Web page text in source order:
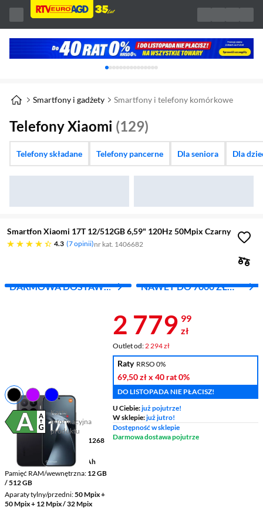
Karuzela z banerami, aktualny element 1 z
Smartfony i gadżety Smartfony i telefony komórkowe
Telefony Xiaomi (129)
Telefony składane Telefony pancerne Dla seniora Dla
Smartfon Xiaomi 17T 12/512GB 6,59" 120Hz 50Mpix Czarny
4.3
4.3 gwiazdek 7 opinii nr kat. 1406682
DARMOWA DOSTAWA
NAWET DO 7000 ZŁ
Karta
informacyjna
produktu
Plik w formacie pdf
(otworzy się w nowym oknie)
6,59 " 2756 x 1268
pikseli AMOLED
Pojemność baterii
6500 mAh
Pamięć RAM/wewnętrzna 12 GB
/ 512 GB
Aparaty tylny/przedni 50 Mpix +
50 Mpix + 12 Mpix / 32 Mpix
Cena 2
2 779 99
zł
Outlet od: 2 294 zł
Raty RRSO 0%
69,50 złx 40 rat0%
DO LISTOPADA NIE PŁACISZ!
U Ciebie:już pojutrze!
W sklepie:już jutro!
Dostępność w sklepie
Darmowa dostawa pojutrze